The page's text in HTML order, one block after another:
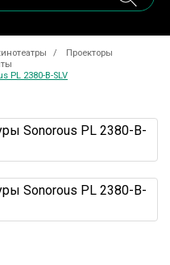
Проекторы
PL 2380-B-SLV